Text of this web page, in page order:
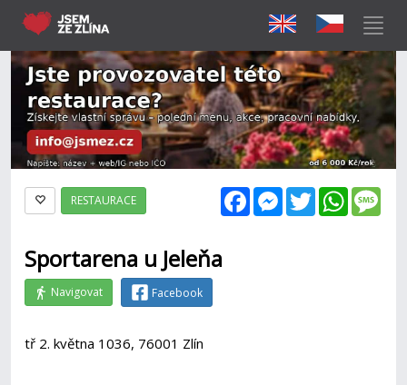
FacebookMessenger
Twitter
RESTAURACE
Sportarena u Jeleňa
Navigovat Facebook
tř 2. května 1036, 76001 Zlín